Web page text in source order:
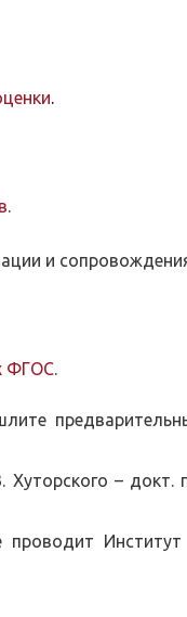
.
.
и
ФГОС.
– докт.
Институт